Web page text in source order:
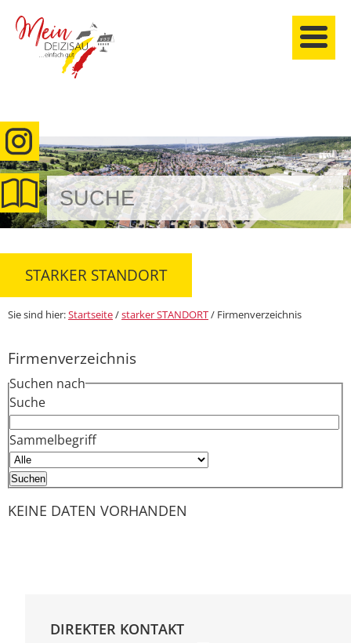
anmelden
STARKER STANDORT
Sie sind hier:Startseite/starker STANDORT/ Firmenverzeichnis
Firmenverzeichnis
Suchen nach
Suche
Sammelbegriff
KEINE DATEN VORHANDEN
DIREKTER KONTAKT